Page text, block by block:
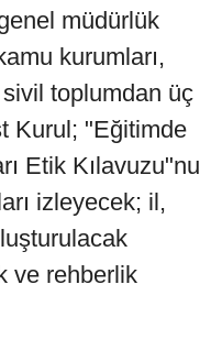
müdürlük
kurumları,
toplumdan üç
Kurul; "Eğitimde
Etik Kılavuzu"nu
izleyecek; il,
ve rehberlik